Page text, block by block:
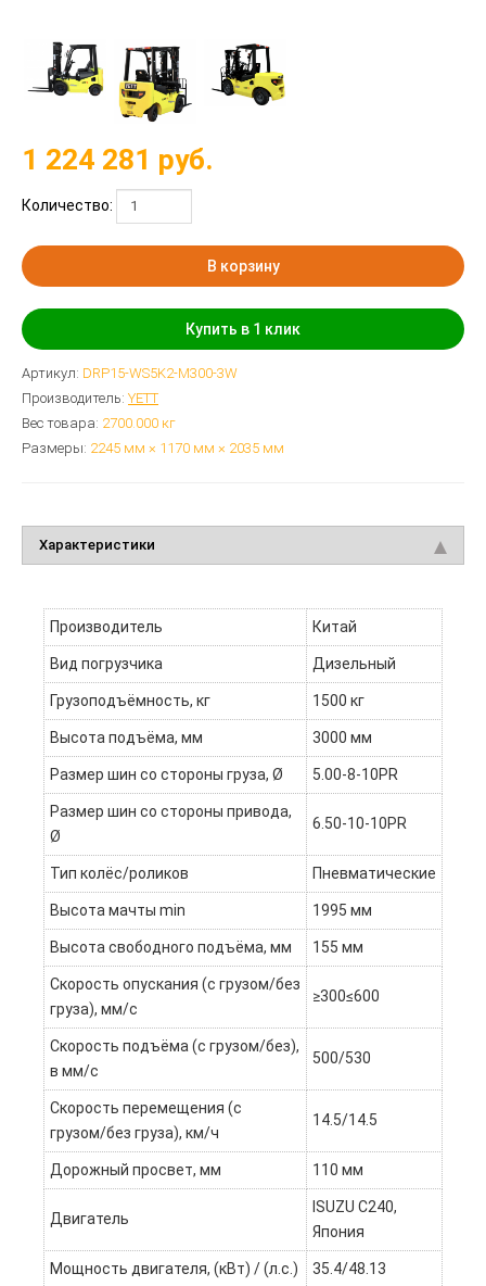
1 224 281 руб.
Количество:
В корзину
Купить в 1 клик
Артикул: DRP15-WS5K2-M300-3W
Производитель: YETT
Вес товара: 2700.000 кг
Размеры: 2245 мм × 1170 мм × 2035 мм
Характеристики
Производитель Китай
Вид погрузчика Дизельный
Грузоподъёмность, кг 1500 кг
Высота подъёма, мм 3000 мм
Размер шин со стороны груза, Ø 5.00-8-10PR
Размер шин со стороны привода,
Ø
6.50-10-10PR
Тип колёс/роликов Пневматические
Высота мачты min 1995 мм
Высота свободного подъёма, мм 155 мм
Скорость опускания (с грузом/без
груза), мм/с
≥300≤600
Скорость подъёма (с грузом/без),
в мм/c
500/530
Скорость перемещения (с
грузом/без груза), км/ч
14.5/14.5
Дорожный просвет, мм 110 мм
Двигатель
ISUZU C240,
Япония
Мощность двигателя, (кВт) / (л.с.) 35.4/48.13